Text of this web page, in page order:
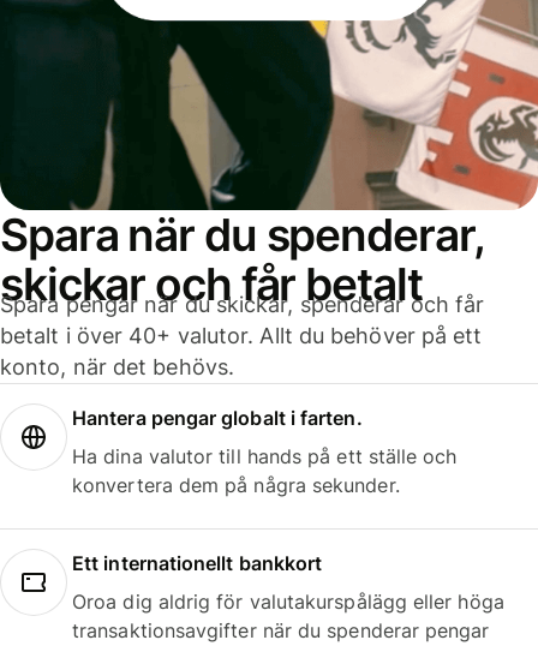
Spara när du spenderar,
skickar och får betalt
Spara pengar när du skickar, spenderar och får
betalt i över 40+ valutor. Allt du behöver på ett
konto, när det behövs.
Hantera pengar globalt i farten.
Ha dina valutor till hands på ett ställe och
konvertera dem på några sekunder.
Ett internationellt bankkort
Oroa dig aldrig för valutakurspålägg eller höga
transaktionsavgifter när du spenderar pengar